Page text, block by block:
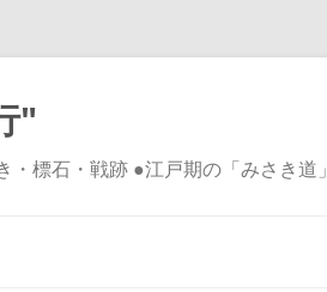
"
標石・戦跡 ●江戸期の「みさき道」